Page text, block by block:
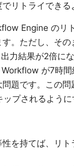
リトライできる
Engine のリ
。ただし、そ
力結果が2倍に
が7時
題です。この
プされるように
を持てば、リト